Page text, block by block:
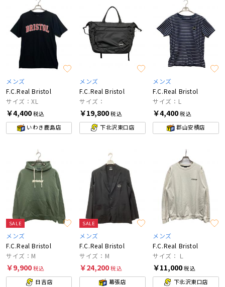
メンズ
F.C.Real Bristol
サイズ：XL
￥4,400税込
いわき鹿島店
メンズ
F.C.Real Bristol
サイズ：
￥19,800税込
下北沢東口店
メンズ
F.C.Real Bristol
サイズ：L
￥4,400税込
郡山安積店
SALE
メンズ
F.C.Real Bristol
サイズ：M
￥9,900税込
日吉店
SALE
メンズ
F.C.Real Bristol
サイズ：M
￥24,200税込
幕張店
メンズ
F.C.Real Bristol
サイズ：Ｌ
￥11,000税込
下北沢東口店